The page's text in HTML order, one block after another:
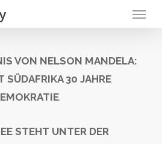
VON NELSON MANDELA:
SÜDAFRIKA 30 JAHRE
.
STEHT UNTER DER